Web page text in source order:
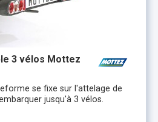
3 vélos Mottez
se fixe sur l'attelage de
jusqu'à 3 vélos.